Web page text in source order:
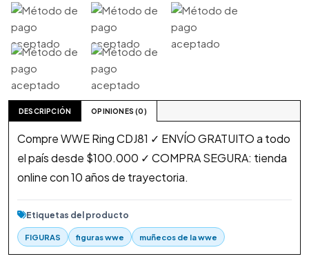
DESCRIPCIÓN OPINIONES (0)
Compre WWE Ring CDJ81 ✓ ENVÍO GRATUITO a todo
el país desde $100.000 ✓ COMPRA SEGURA: tienda
online con 10 años de trayectoria.
Etiquetas del producto
FIGURAS figuras wwe muñecos de la wwe